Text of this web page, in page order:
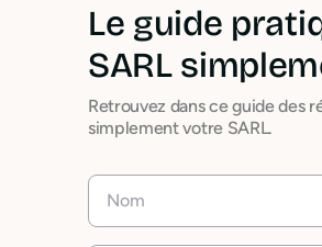
Le guide
SARL
Retrouvez dans ce guide des
simplement votre SARL.